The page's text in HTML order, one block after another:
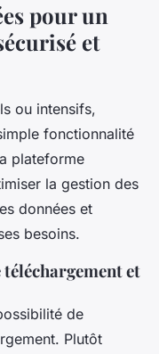
pour un
et
ou intensifs,
fonctionnalité
plateforme
la gestion des
données et
besoins.
et
de
Plutôt